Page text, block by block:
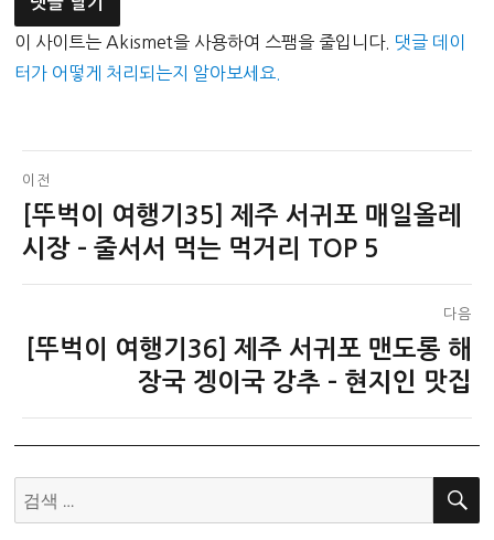
이 사이트는 Akismet을 사용하여 스팸을 줄입니다. 댓글 데이
터가 어떻게 처리되는지 알아보세요.
글
탐
색
이전
이
전
[뚜벅이 여행기35] 제주 서귀포 매일올레
시장 – 줄서서 먹는 먹거리 TOP 5
다음
다[뚜벅이 여행기36] 제주 서귀포 맨도롱 해
장국 겡이국 강추 – 현지인 맛집
검
색:
검